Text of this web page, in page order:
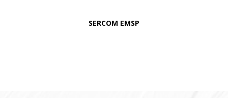
SERCOM EMSP